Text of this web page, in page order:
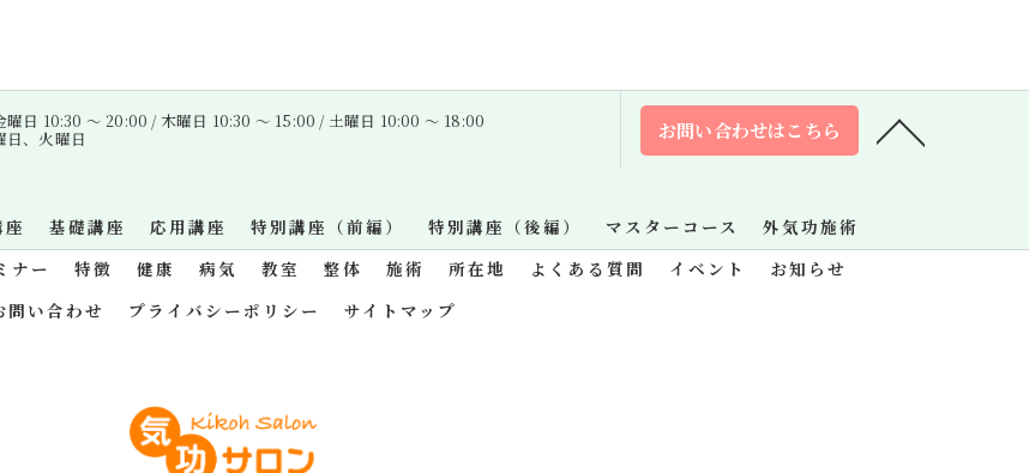
日 10:30 〜 20:00 / 木曜日 10:30 〜 15:00 / 土曜日 10:00 〜 18:00
日、火曜日
お問い合わせはこちら
基礎講座 応用講座 特別講座（前編） 特別講座（後編） マスターコース
外気功施術
ナー 特徴 健康 病気 教室 整体 施術 所在地 よくある質問 イベント
お知らせ
問い合わせ
プライバシーポリシー サイトマップ